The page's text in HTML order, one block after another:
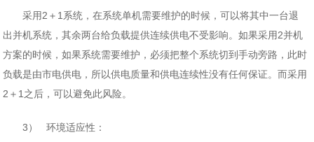
采用2＋1系统，在系统单机需要维护的时候，可以将其中一台退
出并机系统，其余两台给负载提供连续供电不受影响。如果采用2并机
方案的时候，如果系统需要维护，必须把整个系统切到手动旁路，此时
负载是由市电供电，所以供电质量和供电连续性没有任何保证。而采用
2＋1之后，可以避免此风险。
3） 环境适应性：